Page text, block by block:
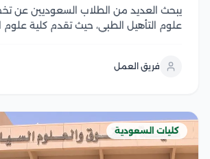
يبحث العديد من الطلاب السعوديين عن
علوم التأهيل الطبي، حيث تقدم كلية علوم
الطبي، حيث توفر الكلية بيئة تعليمية...
فريق العمل
كليات السعودية